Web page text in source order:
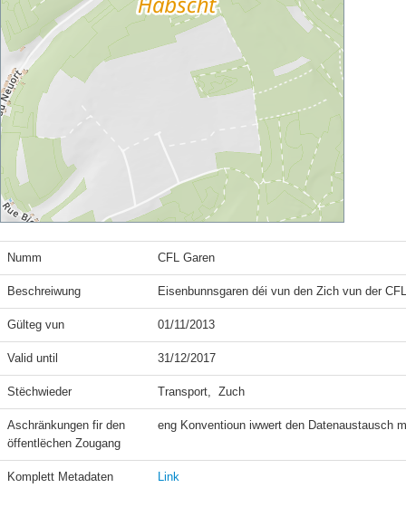
Numm CFL Garen
Beschreiwung Eisenbunnsgaren déi vun den Zich vun der
Gülteg vun 01/11/2013
Valid until 31/12/2017
Stëchwieder Transport,  Zuch
Aschränkungen fir den
öffentlëchen Zougang
eng Konventioun iwwert den Datenaustausch
Komplett Metadaten Link